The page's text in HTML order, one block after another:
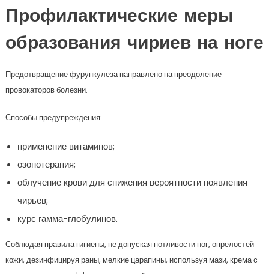
Профилактические меры
образования чириев на ноге
Предотвращение фурункулеза направлено на преодоление
провокаторов болезни.
Способы предупреждения:
применение витаминов;
озонотерапия;
облучение крови для снижения вероятности появления
чирьев;
курс гамма-глобулинов.
Соблюдая правила гигиены, не допуская потливости ног, опрелостей
кожи, дезинфицируя раны, мелкие царапины, используя мази, крема с